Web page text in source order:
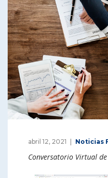
abril 12, 2021 Noticias
Conversatorio Virtual